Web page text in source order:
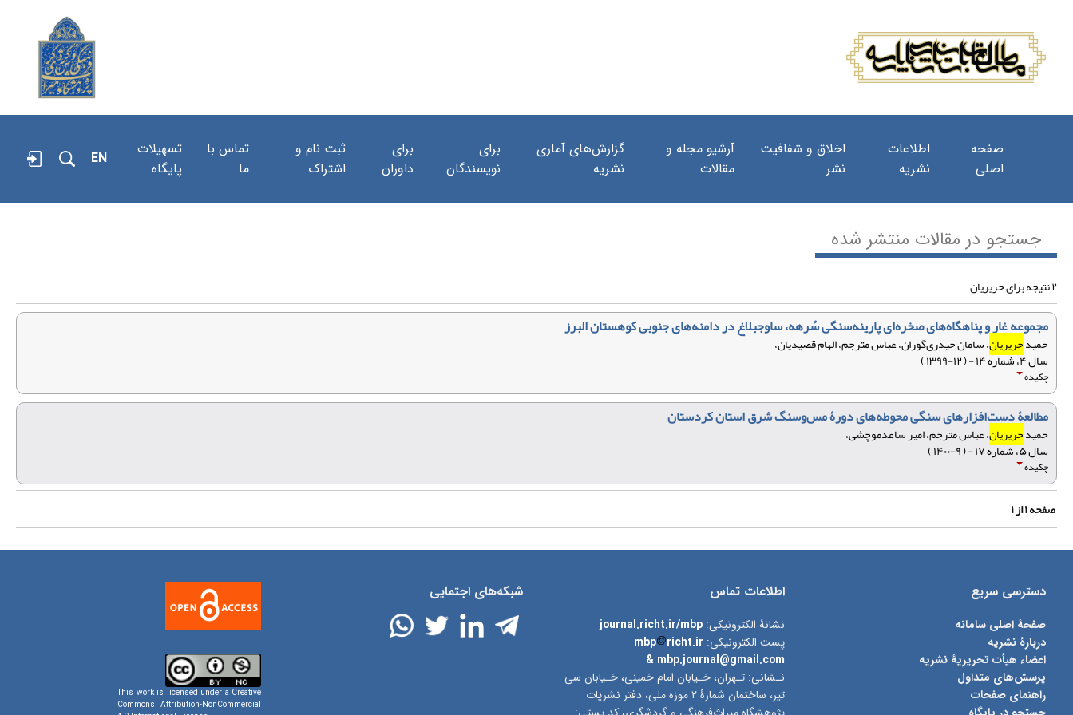
صفحه
اصلی
اطلاعات
نشریه
اخلاق و شفافیت
نشر
آرشیو مجله و
مقالات
گزارش‌های آماری
نشریه
برای
نویسندگان
برای
داوران
ثبت نام و
اشتراک
تماس با
ما
تسهیلات
پایگاه
EN
جستجو در مقالات منتشر شده
۲ نتیجه برای حریریان
مجموعه غار و پناهگاه‌های صخره‌ای پارینه‌سنگی سُرهه، ساوجبلاغ در دامنه‌های جنوبی کوهستان البرز
حمیدحریریان، سامان حیدری‌گوران، عباس مترجم، الهام قصیدیان،
سال ۴، شماره ۱۴ - ( ۱۲-۱۳۹۹ )
چکیده
مطالعۀ دست‌افزارهای سنگی محوطه‌های دورۀ مس‌وسنگ شرق استان کردستان
حمیدحریریان، عباس مترجم، امیر ساعدموچشی،
سال ۵، شماره ۱۷ - ( ۹-۱۴۰۰ )
چکیده
صفحه۱از۱
دسترسی سریع
صفحۀ اصلی سامانه
دربارۀ نشریه
اعضاء هیأت تحریریۀ نشریه
پرسش‌های متداول
راهنمای صفحات
اطلاعات تماس
نشانۀ الکترونیکی:journal.richt.ir/mbp
پست الکترونیکی:
mbp
richt.ir
& mbp.journal@gmail.com
نـشانی: تـهران، خـیابان امام خمینی، خـیابان سی
تیر، ساختمان شمارۀ ۲ موزه ملی، دفتر نشریات
شبکه‌های اجتمایی
This work is licensed under a Creative
Commons Attribution-NonCommercial